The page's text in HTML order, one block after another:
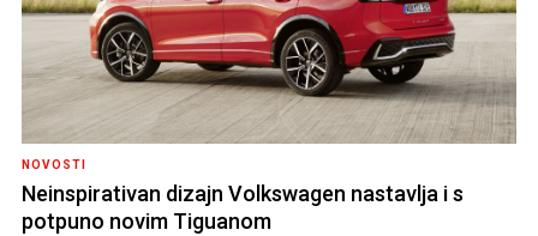
NOVOSTI
Neinspirativan dizajn Volkswagen nastavlja i s
potpuno novim Tiguanom